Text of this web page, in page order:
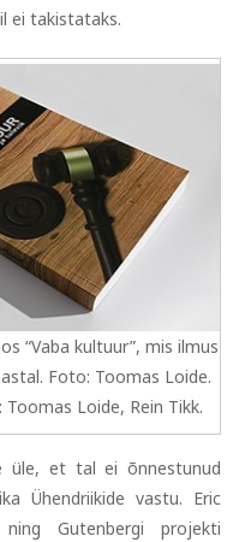
ei takistataks.
“Vaba kultuur”, mis ilmus
Foto: Toomas Loide.
Loide, Rein Tikk.
üle, et tal ei õnnestunud
Ühendriikide vastu. Eric
ning Gutenbergi projekti